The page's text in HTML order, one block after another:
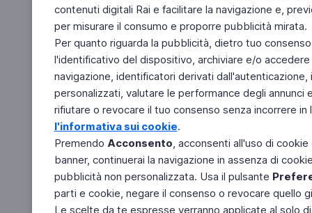
contenuti digitali Rai e facilitare la navigazione e,
per misurare il consumo e proporre pubblicità mirata.
Per quanto riguarda la pubblicità, dietro tuo
l'identificativo del dispositivo, archiviare e/o
navigazione, identificatori derivati
personalizzati, valutare le performance degli
rifiutare o revocare il tuo consenso senza incorrere
l'informativa sui cookie.
Premendo Acconsento, acconsenti all'uso di
banner, continuerai la navigazione in assenza di
pubblicità non personalizzata. Usa il pulsante
parti e cookie, negare il consenso o revocare quello
Le scelte da te espresse verranno applicate al solo